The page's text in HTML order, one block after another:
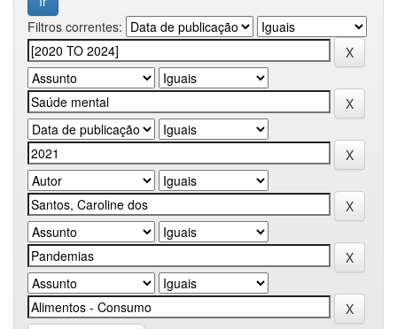
Filtros correntes: